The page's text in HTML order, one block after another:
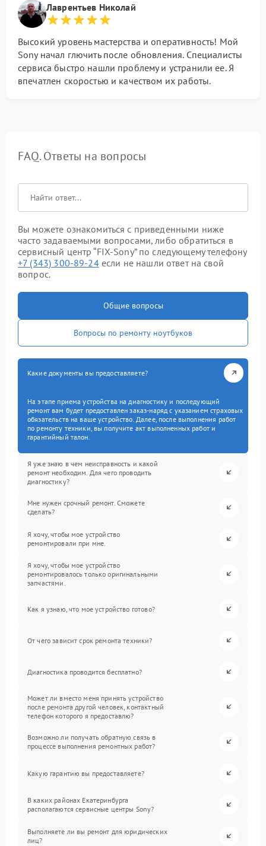
Лаврентьев Николай
Высокий уровень мастерства и оперативность! Мой
Sony начал глючить после обновления. Специалисты
сервиса быстро нашли проблему и устранили ее. Я
впечатлен скоростью и качеством их работы.
FAQ. Ответы на вопросы
Вы можете ознакомиться с приведенными ниже
часто задаваемыми вопросами, либо обратиться в
сервисный центр “FIX-Sony” по следующему телефону
+7 (343) 300-89-24если не нашли ответ на свой
вопрос.
Общие вопросы
Вопросы по ремонту ноутбуков
Какие документы вы предоставляете?
На этапе приема устройства на диагностику и последующий
ремонт вам будет предоставлен заказ-наряд с указанием страховых
обязательств на ваше устройство. Далее, после выполнения работ
по ремонту техники, вы получите акт выполненных работ и
гарантийный талон.
Я уже знаю в чем неисправность и какой
ремонт необходим. Для чего проводить
диагностику?
Мне нужен срочный ремонт. Сможете
сделать?
Я хочу, чтобы мое устройство
ремонтировали при мне.
Я хочу, чтобы мое устройство
ремонтировалось только оригинальными
запчастями.
Как я узнаю, что мое устройство готово?
От чего зависит срок ремонта техники?
Диагностика проводится бесплатно?
Может ли вместо меня принять устройство
после ремонта другой человек, контактный
телефон которого я предоставлю?
Возможно ли получать обратную связь в
процессе выполнения ремонтных работ?
Какую гарантию вы предоставляете?
В каких районах Екатеринбурга
располагаются сервисные центры Sony?
Выполняете ли вы ремонт для юридических
лиц?